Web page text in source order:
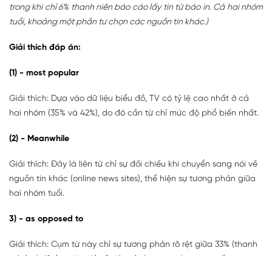
trong khi chỉ 6% thanh niên báo cáo lấy tin từ báo in. Cả hai nhóm
tuổi, khoảng một phần tư chọn các nguồn tin khác.)
Giải thích đáp án:
(1) - most popular
Giải thích: Dựa vào dữ liệu biểu đồ, TV có tỷ lệ cao nhất ở cả
hai nhóm (35% và 42%), do đó cần từ chỉ mức độ phổ biến nhất.
(2) - Meanwhile
Giải thích: Đây là liên từ chỉ sự đối chiếu khi chuyển sang nói về
nguồn tin khác (online news sites), thể hiện sự tương phản giữa
hai nhóm tuổi.
3) - as opposed to
Giải thích: Cụm từ này chỉ sự tương phản rõ rệt giữa 33% (thanh